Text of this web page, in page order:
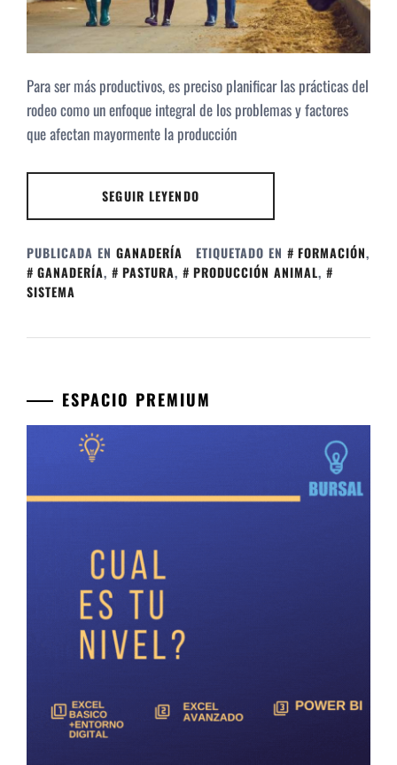
Para ser más productivos, es preciso planificar las prácticas del
rodeo como un enfoque integral de los problemas y factores
que afectan mayormente la producción
SEGUIR LEYENDO
PUBLICADA EN GANADERÍA ETIQUETADO EN FORMACIÓN,
GANADERÍA, PASTURA, PRODUCCIÓN ANIMAL,
SISTEMA
ESPACIO PREMIUM